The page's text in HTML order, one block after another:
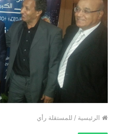
الرئيسية / للمستقلة رأي